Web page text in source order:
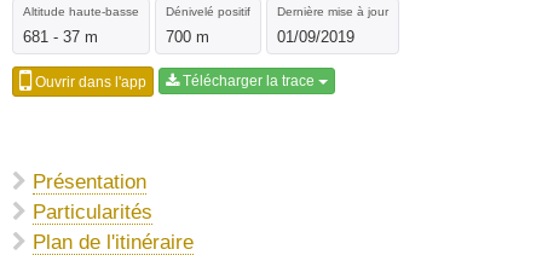
Altitude haute-basse
681 - 37 m
Dénivelé positif
700 m
Dernière mise à jour
01/09/2019
Ouvrir dans l'app Télécharger la trace
Présentation
Particularités
Plan de l'itinéraire